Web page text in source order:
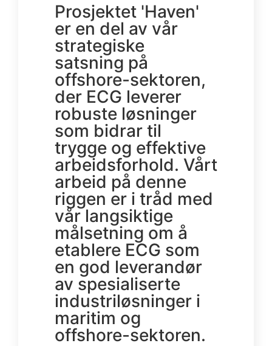
Prosjektet 'Haven'
er en del av vår
strategiske
satsning på
offshore-sektoren,
der ECG leverer
robuste løsninger
som bidrar til
trygge og effektive
arbeidsforhold. Vårt
arbeid på denne
riggen er i tråd med
vår langsiktige
målsetning om å
etablere ECG som
en god leverandør
av spesialiserte
industriløsninger i
maritim og
offshore-sektoren.